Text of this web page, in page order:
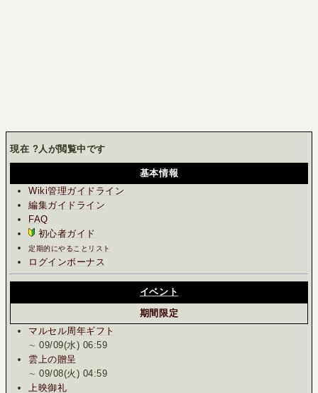
現在 ? 人が閲覧中です
基本情報
Wiki管理ガイドライン
編集ガイドライン
FAQ
初心者ガイド
定期的にやることリスト
ログインボーナス
イベント
期間限定
マルセル周年ギフト
∼ 09/09(水) 06:59
雲上の贈呈
∼ 09/08(火) 04:59
上映御礼